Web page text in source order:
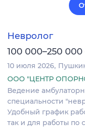
Невролог
100 000–250 000
10 июля 2026
ООО "ЦЕНТР
Ведение
специальности
Удобный график
так и для работы по